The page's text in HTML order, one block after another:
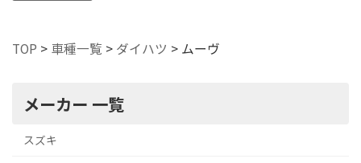
TOP > 車種一覧 > ダイハツ > ムーヴ
メーカー 一覧
スズキ